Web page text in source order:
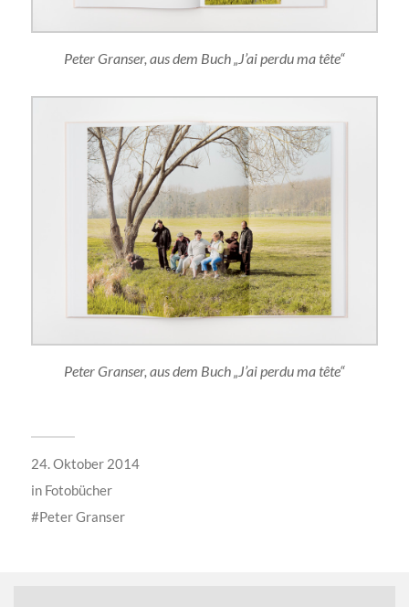
Peter Granser, aus dem Buch „J’ai perdu ma tête“
Peter Granser, aus dem Buch „J’ai perdu ma tête“
24. Oktober 2014
in Fotobücher
Peter Granser